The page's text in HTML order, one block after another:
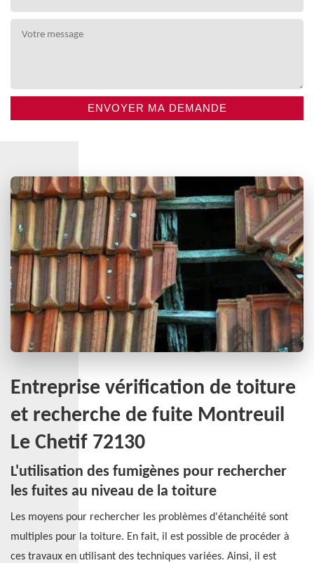
Entreprise vérification de toiture
et recherche de fuite Montreuil
Le Chetif 72130
L'utilisation des fumigènes pour rechercher
les fuites au niveau de la toiture
Les moyens pour rechercher les problèmes d'étanchéité sont
multiples pour la toiture. En fait, il est possible de procéder à
ces travaux en utilisant des techniques variées. Ainsi, il est